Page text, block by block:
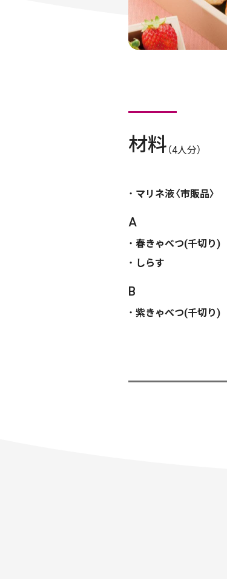
材料 （4人分）
マリネ液〈市販品〉
A
春きゃべつ(千切り)
しらす
B
紫きゃべつ(千切り)